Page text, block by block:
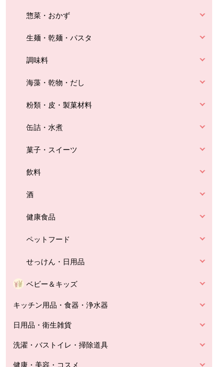
惣菜・おかず
生麺・乾麺・パスタ
調味料
海藻・乾物・だし
粉類・皮・製菓材料
缶詰・水煮
菓子・スイーツ
飲料
酒
健康食品
ペットフード
せっけん・日用品
ベビー＆キッズ
キッチン用品・食器・浄水器
日用品・衛生雑貨
洗濯・バストイレ・掃除道具
健康・美容・コスメ